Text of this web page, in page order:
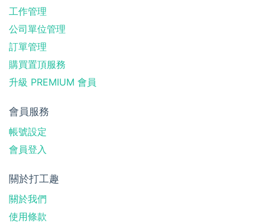
工作管理
公司單位管理
訂單管理
購買置頂服務
升級 PREMIUM 會員
會員服務
帳號設定
會員登入
關於打工趣
關於我們
使用條款